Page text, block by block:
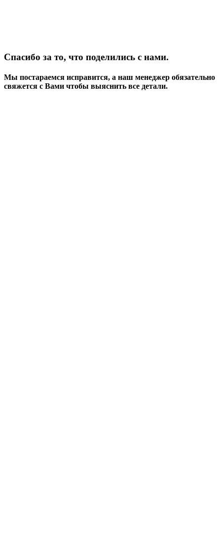
Спасибо за то, что поделились с нами.
Мы постараемся исправится, а наш менеджер обязательно
свяжется с Вами чтобы выяснить все детали.